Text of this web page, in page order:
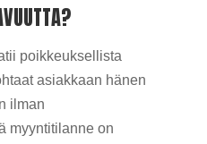
poikkeuksellista
asiakkaan hänen
ilman
myyntitilanne on